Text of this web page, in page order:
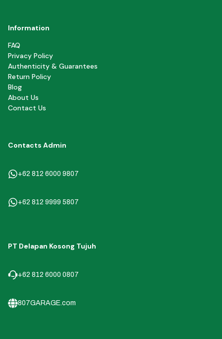
Information
FAQ
Privacy Policy
Authenticity & Guarantees
Return Policy
Blog
About Us
Contact Us
Contacts Admin
+62 812 6000 9807
+62 812 9999 5807
PT Delapan Kosong Tujuh
+62 812 6000 0807
807GARAGE.com